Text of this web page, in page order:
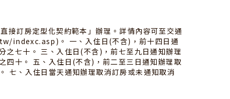
接訂房定型化契約範本」辦理。詳情內容可至交通
indexc.asp)。 一、入住日(不含)，前十四日通
之七十。 三、入住日(不含)，前七至九日通知辦理
四十。 五、入住日(不含)，前二至三日通知辦理取
七、入住日當天通知辦理取消訂房或未通知取消